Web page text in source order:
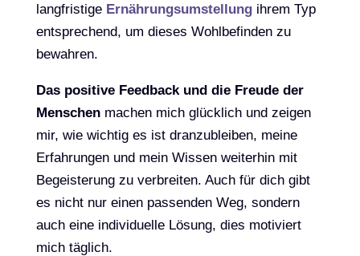
langfristige Ernährungsumstellung ihrem Typ
entsprechend, um dieses Wohlbefinden zu
bewahren.
Das positive Feedback und die Freude der
Menschenmachen mich glücklich und zeigen
mir, wie wichtig es ist dranzubleiben, meine
Erfahrungen und mein Wissen weiterhin mit
Begeisterung zu verbreiten. Auch für dich gibt
es nicht nur einen passenden Weg, sondern
auch eine individuelle Lösung, dies motiviert
mich täglich.